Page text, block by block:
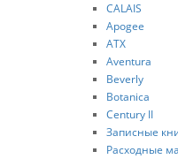
CALAIS
Apogee
ATX
Aventura
Beverly
Botanica
Century II
Записные
Расходные